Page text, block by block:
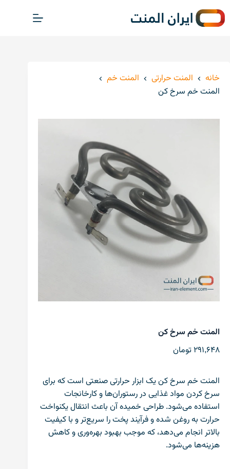
خانه المنت حرارتی
المنت خم
المنت خم سرخ کن
المنت خم سرخ کن
291,648 تومان
المنت خم سرخ کن یک ابزار حرارتی صنعتی است که برای
سرخ کردن مواد غذایی در رستوران‌ها و کارخانجات
استفاده می‌شود. طراحی خمیده آن باعث انتقال یکنواخت
حرارت به روغن شده و فرآیند پخت را سریع‌تر و با کیفیت
بالاتر انجام می‌دهد، که موجب بهبود بهره‌وری و کاهش
هزینه‌ها می‌شود.